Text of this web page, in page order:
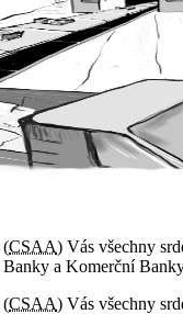
(CSAA) Vás všechny
a Komerční
(CSAA) Vás všechny